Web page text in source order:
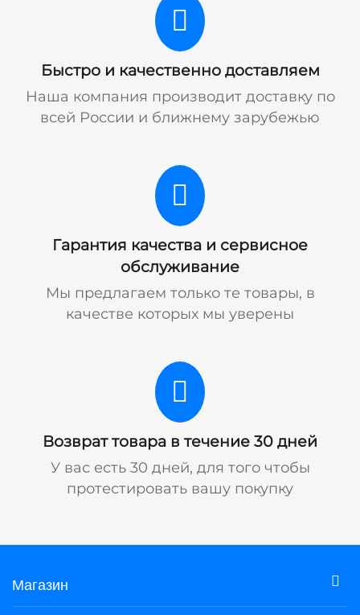
Быстро и качественно доставляем
Наша компания производит доставку по
всей России и ближнему зарубежью
Гарантия качества и сервисное
обслуживание
Мы предлагаем только те товары, в
качестве которых мы уверены
Возврат товара в течение 30 дней
У вас есть 30 дней, для того чтобы
протестировать вашу покупку
Магазин